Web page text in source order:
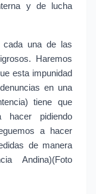
y de lucha
cada una de las
Haremos
esta impunidad
en una
tiene que
pidiendo
a hacer
de manera
Andina)(Foto